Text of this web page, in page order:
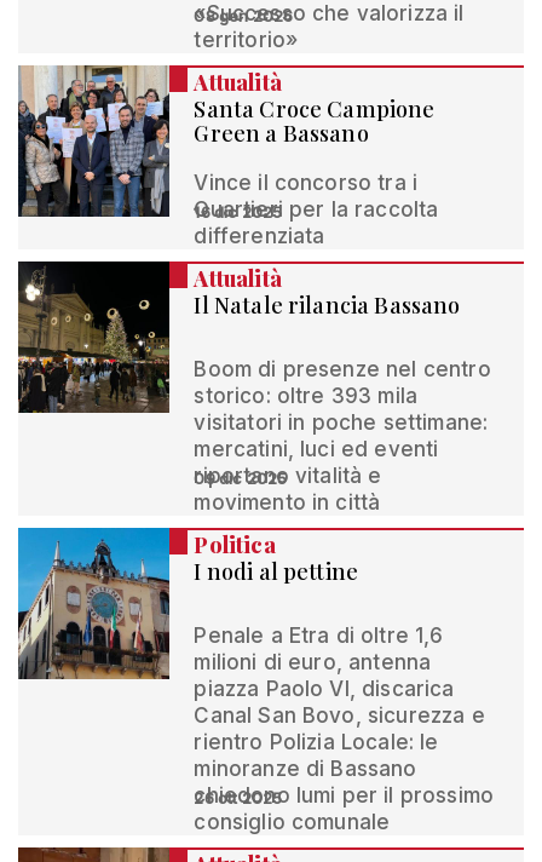
«Successo che valorizza il
territorio»
08 gen 2026
Attualità
Santa Croce Campione
Green a Bassano
Vince il concorso tra i
Quartieri per la raccolta
differenziata
16 dic 2025
Attualità
Il Natale rilancia Bassano
Boom di presenze nel centro
storico: oltre 393 mila
visitatori in poche settimane:
mercatini, luci ed eventi
riportano vitalità e
movimento in città
09 dic 2025
Politica
I nodi al pettine
Penale a Etra di oltre 1,6
milioni di euro, antenna
piazza Paolo VI, discarica
Canal San Bovo, sicurezza e
rientro Polizia Locale: le
minoranze di Bassano
chiedono lumi per il prossimo
consiglio comunale
26 ott 2025